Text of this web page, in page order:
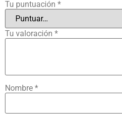
Tu puntuación *
Tu valoración *
Nombre *